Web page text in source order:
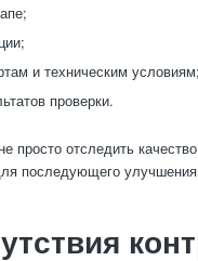
и техническим условиям;
проверки.
просто отследить
последующего